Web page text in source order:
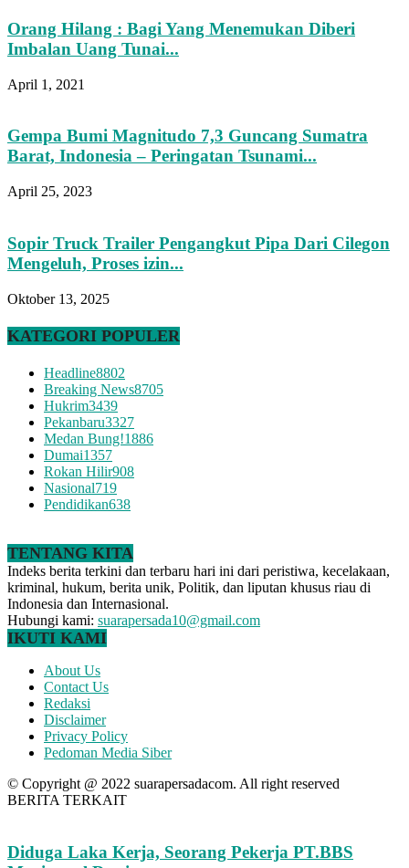
Orang Hilang : Bagi Yang Menemukan Diberi
Imbalan Uang Tunai...
April 1, 2021
Gempa Bumi Magnitudo 7,3 Guncang Sumatra
Barat, Indonesia – Peringatan Tsunami...
April 25, 2023
Sopir Truck Trailer Pengangkut Pipa Dari Cilegon
Mengeluh, Proses izin...
Oktober 13, 2025
KATEGORI POPULER
Headline8802
Breaking News8705
Hukrim3439
Pekanbaru3327
Medan Bung!1886
Dumai1357
Rokan Hilir908
Nasional719
Pendidikan638
TENTANG KITA
Indeks berita terkini dan terbaru hari ini dari peristiwa, kecelakaan,
kriminal, hukum, berita unik, Politik, dan liputan khusus riau di
Indonesia dan Internasional.
Hubungi kami: suarapersada10@gmail.com
IKUTI KAMI
About Us
Contact Us
Redaksi
Disclaimer
Privacy Policy
Pedoman Media Siber
© Copyright @ 2022 suarapersadacom. All right reserved
BERITA TERKAIT
Diduga Laka Kerja, Seorang Pekerja PT.BBS